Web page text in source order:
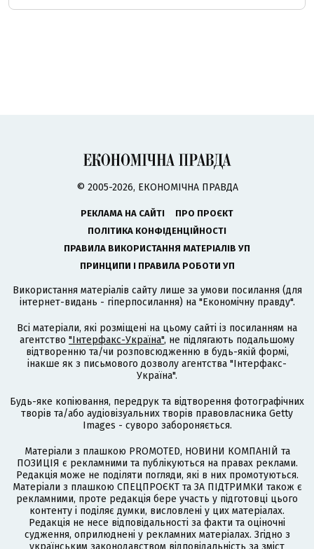
© 2005-2026, ЕКОНОМІЧНА ПРАВДА
РЕКЛАМА НА САЙТІ
ПРО ПРОЄКТ
ПОЛІТИКА КОНФІДЕНЦІЙНОСТІ
ПРАВИЛА ВИКОРИСТАННЯ МАТЕРІАЛІВ УП
ПРИНЦИПИ І ПРАВИЛА РОБОТИ УП
Використання матеріалів сайту лише за умови посилання (для
інтернет-видань - гіперпосилання) на "Економічну правду".
Всі матеріали, які розміщені на цьому сайті із посиланням на
агентство "Інтерфакс-Україна", не підлягають подальшому
відтворенню та/чи розповсюдженню в будь-якій формі,
інакше як з письмового дозволу агентства "Інтерфакс-
Україна".
Будь-яке копіювання, передрук та відтворення фотографічних
творів та/або аудіовізуальних творів правовласника Getty
Images - суворо забороняється.
Матеріали з плашкою PROMOTED, НОВИНИ КОМПАНІЙ та
ПОЗИЦІЯ є рекламними та публікуються на правах реклами.
Редакція може не поділяти погляди, які в них промотуються.
Матеріали з плашкою СПЕЦПРОЄКТ та ЗА ПІДТРИМКИ також є
рекламними, проте редакція бере участь у підготовці цього
контенту і поділяє думки, висловлені у цих матеріалах.
Редакція не несе відповідальності за факти та оціночні
судження, оприлюднені у рекламних матеріалах. Згідно з